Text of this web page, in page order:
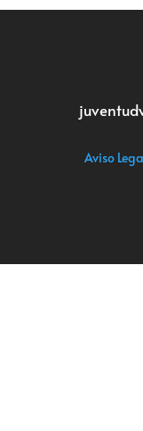
Aviso